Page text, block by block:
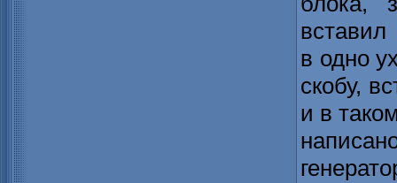
вставил
в одно
скобу,
и в